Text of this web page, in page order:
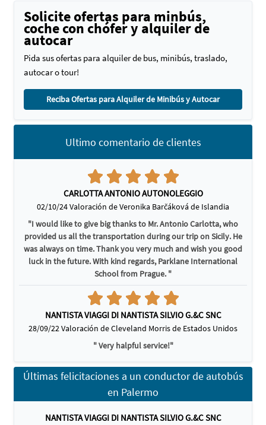
Solicite ofertas para minbús,
coche con chófer y alquiler de
autocar
Pida sus ofertas para alquiler de bus, minibús, traslado,
autocar o tour!
Reciba Ofertas para Alquiler de Minibús y Autocar
Ultimo comentario de clientes
CARLOTTA ANTONIO AUTONOLEGGIO
02/10/24 Valoración de Veronika Barčáková de Islandia
"I would like to give big thanks to Mr. Antonio Carlotta, who
provided us all the transportation during our trip on Sicily. He
was always on time. Thank you very much and wish you good
luck in the future. With kind regards, Parklane International
School from Prague. "
NANTISTA VIAGGI DI NANTISTA SILVIO G.&C SNC
28/09/22 Valoración de Cleveland Morris de Estados Unidos
" Very halpful service!"
Últimas felicitaciones a un conductor de autobús
en Palermo
NANTISTA VIAGGI DI NANTISTA SILVIO G.&C SNC